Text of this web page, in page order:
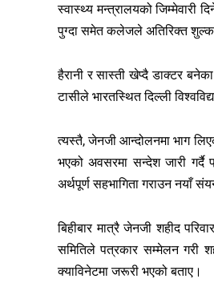
स्वास्थ्य मन्त्रालयको जिम्मेवारी
पुग्दा समेत कलेजले अतिरिक्त शुल्क
हैरानी र सास्ती खेप्दै डाक्टर बनेका
टासीले भारतस्थित दिल्ली
त्यस्तै, जेनजी आन्दोलनमा भाग
भएको अवसरमा सन्देश जारी गर्दै
अर्थपूर्ण सहभागिता गराउन नयाँ
बिहीबार मात्रै जेनजी शहीद
समितिले पत्रकार सम्मेलन गरी
क्याविनेटमा जरूरी भएको बताए।